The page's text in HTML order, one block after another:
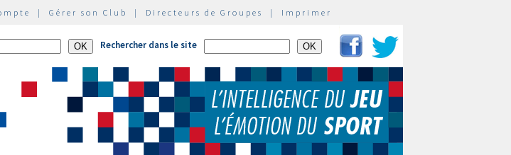
| Gérer son Club | Directeurs de Groupes | Imprimer
Rechercher dans le site